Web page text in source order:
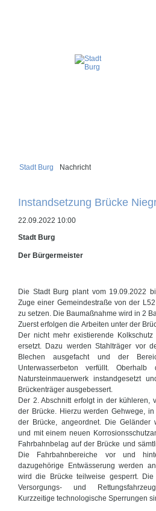
Stadt Burg Nachricht
Instandsetzung Brücke
22.09.2022 10:00
Stadt Burg
Der Bürgermeister
Die Stadt Burg plant vom 19.09.2022
Zuge einer Gemeindestraße von der
zu setzen. Die Baumaßnahme wird in 2
Zuerst erfolgen die Arbeiten unter der
Der nicht mehr existierende
ersetzt. Dazu werden Stahlträger vor
Blechen ausgefacht und der
Unterwasserbeton verfüllt.
Natursteinmauerwerk instandgesetzt
Brückenträger ausgebessert.
Der 2. Abschnitt erfolgt in der kühleren,
der Brücke. Hierzu werden Gehwege,
der Brücke, angeordnet. Die Geländer
und mit einem neuen
Fahrbahnbelag auf der Brücke und
Die Fahrbahnbereiche vor und
dazugehörige Entwässerung werden
wird die Brücke teilweise gesperrt.
Versorgungs- und
Kurzzeitige technologische Sperrungen